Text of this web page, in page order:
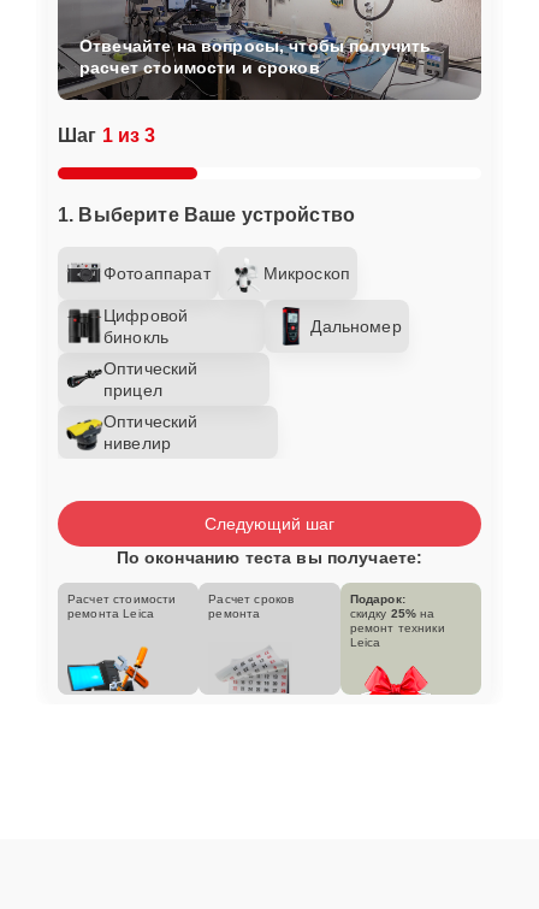
Шаг 1 из 3
1. Выберите Ваше устройство
Фотоаппарат Микроскоп
Цифровой
бинокль
Дальномер
Оптический
прицел
Оптический
нивелир
Отвечайте на вопросы, чтобы получить
расчет стоимости и сроков
Следующий шаг
По окончанию теста вы получаете:
Расчет стоимости
ремонта Leica
Расчет сроков
ремонта
Подарок:
скидку 25% на
ремонт техники
Leica